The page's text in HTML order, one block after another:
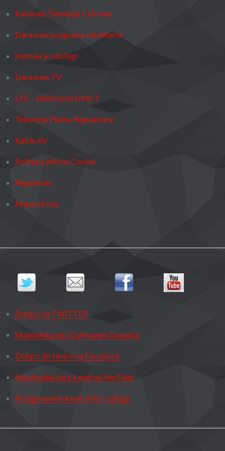
Kablowa Telewizja Cyfrowa
Darmowe programy satelitarne
Instrukcje obsługi
Darmowa TV
LTE – zakłócenia DVB-T
Telewizja Płatna Regulaminy
Kable AV
Polityka plików Cookie
Regulamin
Mapa strony
Dołącz na TWITTER
Skontaktuj się z Cyfrowym Doradcą
Dołącz do fanów na Facebook
Subskrybuj nasz kanał na YouTube
Przegrywanie kaset VHS - usługa